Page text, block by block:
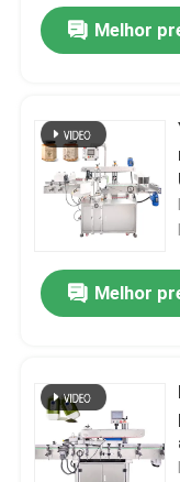
Aplicador semi
Rótulo de
Melhor
Melhor